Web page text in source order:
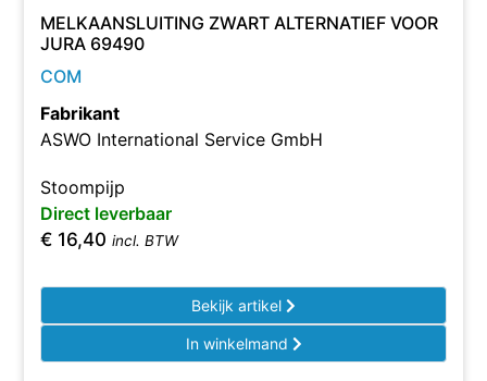
MELKAANSLUITING ZWART ALTERNATIEF VOOR
JURA 69490
COM
Fabrikant
ASWO International Service GmbH
Stoompijp
Direct leverbaar
€ 16,40 incl. BTW
Bekijk artikel
In winkelmand